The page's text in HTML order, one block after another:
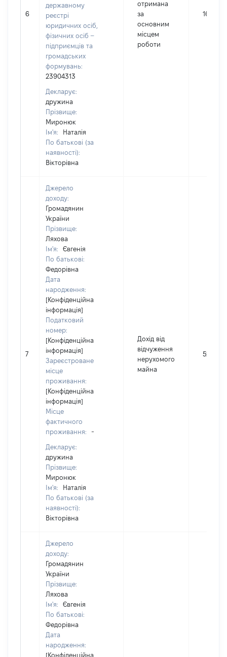
6
державному
реєстрі
юридичних осіб,
фізичних осіб –
підприємців та
громадських
формувань:
23904313
Декларує:
дружина
Прізвище:
Миронюк
Ім'я:
Наталія
По батькові (за
наявності):
Вікторівна
отримана
за
основним
місцем
роботи
160
7
Джерело
доходу:
Громадянин
України
Прізвище:
Ляхова
Ім'я:
Євгенія
По батькові:
Федорівна
Дата
народження:
[Конфіденційна
інформація]
Податковий
номер:
[Конфіденційна
інформація]
Зареєстроване
місце
проживання:
[Конфіденційна
інформація]
Місце
фактичного
проживання:
-
Декларує:
дружина
Прізвище:
Миронюк
Ім'я:
Наталія
По батькові (за
наявності):
Вікторівна
Дохід від
відчуження
нерухомого
майна
52142
Джерело
доходу:
Громадянин
України
Прізвище:
Ляхова
Ім'я:
Євгенія
По батькові:
Федорівна
Дата
народження:
[Конфіденційна